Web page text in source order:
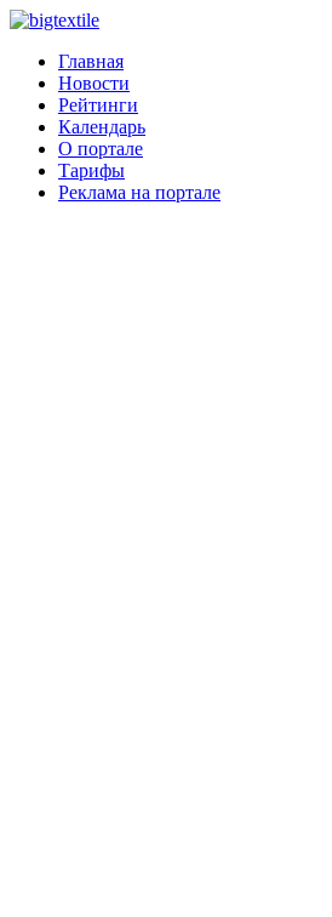
Главная
Новости
Рейтинги
Календарь
О портале
Тарифы
Реклама на портале